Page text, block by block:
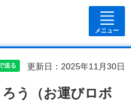
メニュー
更新日：2025年11月30日
う（お運びロボ